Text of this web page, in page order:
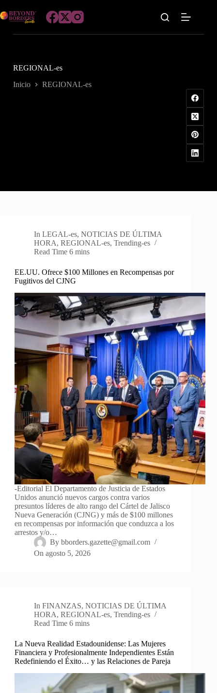
al
contenido
REGIONAL-es
Inicio REGIONAL-es
In LEGAL-es,NOTICIAS DE ÚLTIMA
HORA, REGIONAL-es, Trending-es
Read Time 6 mins
EE.UU. Ofrece $100 Millones en Recompensas por
Fugitivos del CJNG
-Editorial El Departamento de Justicia de Estados
Unidos anunció nuevos cargos contra varios
presuntos líderes de alto rango del Cártel de Jalisco
Nueva Generación (CJNG) y más de $100 millones
en recompensas por información que conduzca a los
arrestos y/o…
By bborders.gazette@gmail.com
On agosto 5, 2026
In FINANZAS,NOTICIAS DE ÚLTIMA
HORA, REGIONAL-es, Trending-es
Read Time 6 mins
La Nueva Realidad Estadounidense: Las Mujeres
Financiera y Profesionalmente Independientes Están
Redefiniendo el Éxito… y las Relaciones de Pareja